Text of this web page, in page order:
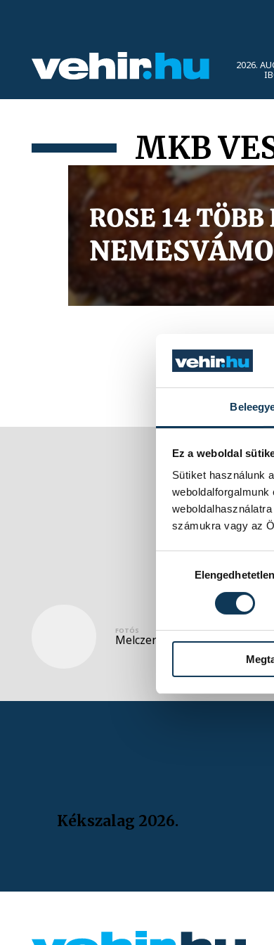
Ez a weboldal
Sütiket használunk
számukra vagy az
Elengedhetetlen
2026.
MKB
FOTÓS
Melczer Zsolt
Kékszalag 2026.